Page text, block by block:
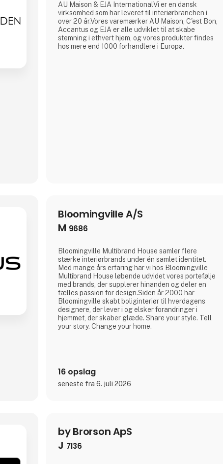
AU Maison & EJA InternationalVi er en dansk
virksomhed som har leveret til interiørbranchen i
over 20 år.Vores varemærker AU Maison, C'est Bon,
Accantus og EJA er alle udviklet til at skabe
stemning i ethvert hjem, og vores produkter findes
hos mere end 1000 forhandlere i Europa.
Bloomingville A/S
M 9686
Bloomingville Multibrand House samler flere
stærke interiørbrands under én samlet identitet.
Med mange års erfaring har vi hos Bloomingville
Multibrand House løbende udvidet vores portefølje
med brands, der supplerer hinanden og deler en
fælles passion for design.Siden år 2000 har
Bloomingville skabt boliginteriør til hverdagens
designere, der lever i og elsker forandringer i
hjemmet, der skaber glæde. Share your style. Tell
your story. Change your home.
16 opslag
seneste fra 6. juli 2026
by Brorson ApS
J 7136